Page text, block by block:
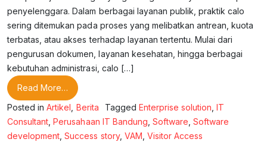
penyelenggara. Dalam berbagai layanan publik, praktik calo
sering ditemukan pada proses yang melibatkan antrean, kuota
terbatas, atau akses terhadap layanan tertentu. Mulai dari
pengurusan dokumen, layanan kesehatan, hingga berbagai
kebutuhan administrasi, calo […]
Read More… from Di Balik Maraknya Calo, Ada Celah yang
Posted inArtikel , Berita Tagged Enterprise solution, IT
Consultant, Perusahaan IT Bandung, Software,Software
development,Success story, VAM, Visitor Access